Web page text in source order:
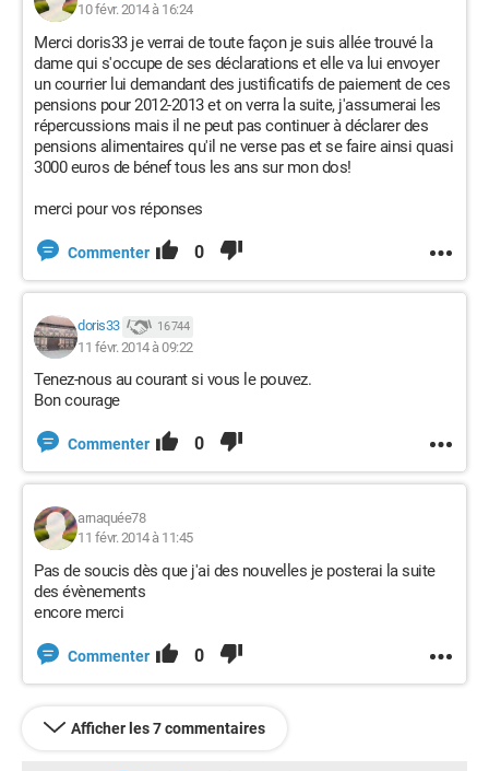
10 févr. 2014 à 16:24
Merci doris33 je verrai de toute façon je suis allée trouvé la
dame qui s'occupe de ses déclarations et elle va lui envoyer
un courrier lui demandant des justificatifs de paiement de ces
pensions pour 2012-2013 et on verra la suite, j'assumerai les
répercussions mais il ne peut pas continuer à déclarer des
pensions alimentaires qu'il ne verse pas et se faire ainsi quasi
3000 euros de bénef tous les ans sur mon dos!
merci pour vos réponses
Commenter 0
doris33 16 744
11 févr. 2014 à 09:22
Tenez-nous au courant si vous le pouvez.
Bon courage
Commenter 0
arnaquée78
11 févr. 2014 à 11:45
Pas de soucis dès que j'ai des nouvelles je posterai la suite
des évènements
encore merci
Commenter 0
Afficher les 7 commentaires